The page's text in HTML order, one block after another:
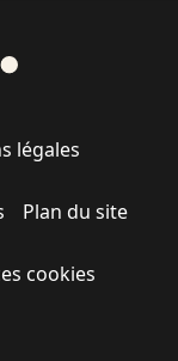
légales
Plan du site
cookies